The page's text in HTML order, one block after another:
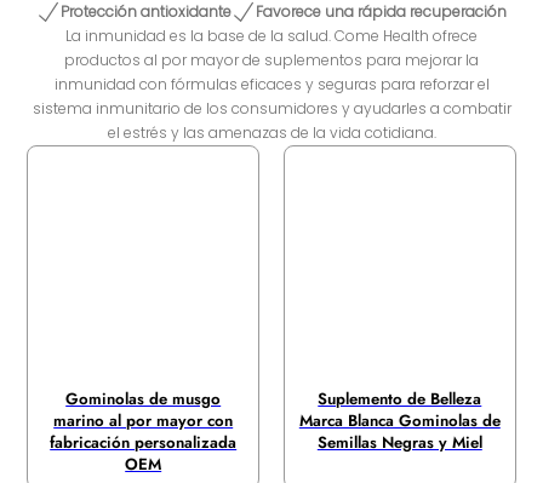
Protección antioxidante
Favorece una rápida recuperación
La inmunidad es la base de la salud. Come Health ofrece
productos al por mayor de suplementos para mejorar la
inmunidad con fórmulas eficaces y seguras para reforzar el
sistema inmunitario de los consumidores y ayudarles a combatir
el estrés y las amenazas de la vida cotidiana.
Gominolas de musgo
marino al por mayor con
fabricación personalizada
OEM
Suplemento de Belleza
Marca Blanca Gominolas de
Semillas Negras y Miel